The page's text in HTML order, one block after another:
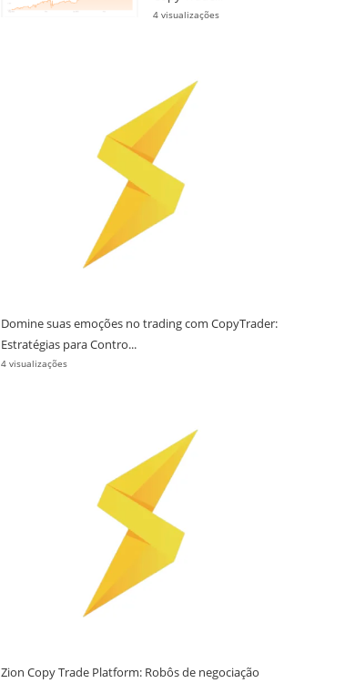
4 visualizações
Domine suas emoções no trading com CopyTrader:
Estratégias para Contro...
4 visualizações
Zion Copy Trade Platform: Robôs de negociação